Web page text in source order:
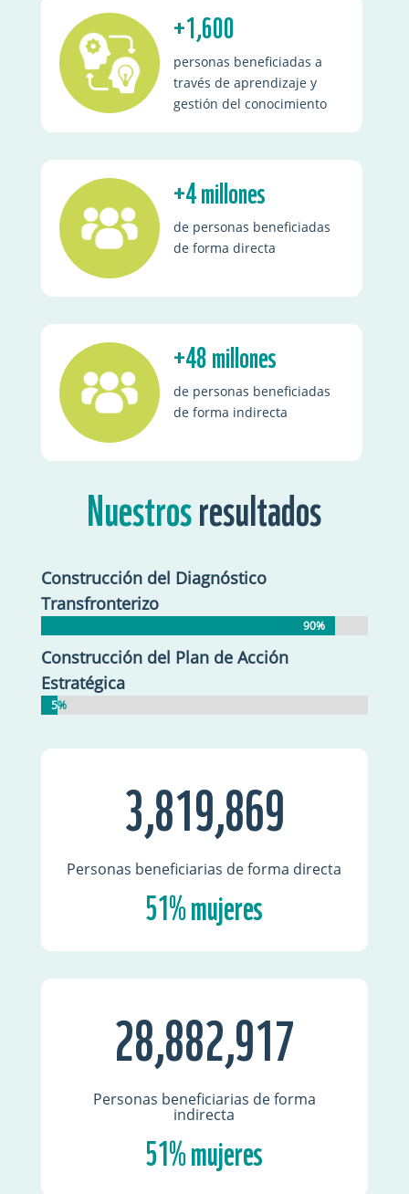
+1,600
personas beneficiadas a
través de aprendizaje y
gestión del conocimiento
+4 millones
de personas beneficiadas
de forma directa
+48 millones
de personas beneficiadas
de forma indirecta
Nuestrosresultados
Construcción del Diagnóstico
Transfronterizo
90%
90%
Construcción del Plan de Acción
Estratégica
5%
5%
3,819,869
Personas beneficiarias de forma directa
51% mujeres
28,882,917
Personas beneficiarias de forma
indirecta
51% mujeres